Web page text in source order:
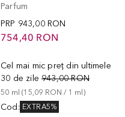
Parfum
PRP 943,00 RON
754,40 RON
Cel mai mic preț din ultimele
30 de zile 943,00 RON
50 ml (15,09 RON / 1 ml)
Cod : EXTRA5%